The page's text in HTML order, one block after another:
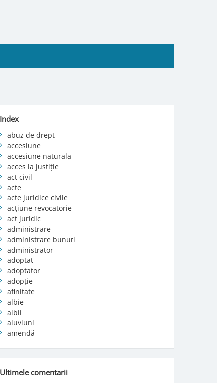
Index
abuz de drept
accesiune
accesiune naturala
acces la justiție
act civil
acte
acte juridice civile
acțiune revocatorie
act juridic
administrare
administrare bunuri
administrator
adoptat
adoptator
adopție
afinitate
albie
albii
aluviuni
amendă
Ultimele comentarii